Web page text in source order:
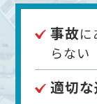
事故
らない
適切